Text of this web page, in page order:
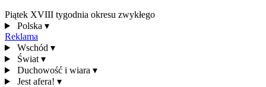
Piątek XVIII tygodnia okresu zwykłego
Polska ▾
Reklama
Wschód ▾
Świat ▾
Duchowość i wiara ▾
Jest afera! ▾